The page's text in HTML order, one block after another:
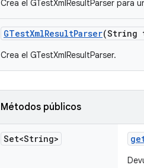
Crea el GTestXmlResultParser para
GTestXmlResultParser(String
Crea el GTestXmlResultParser.
Métodos públicos
Set<String>